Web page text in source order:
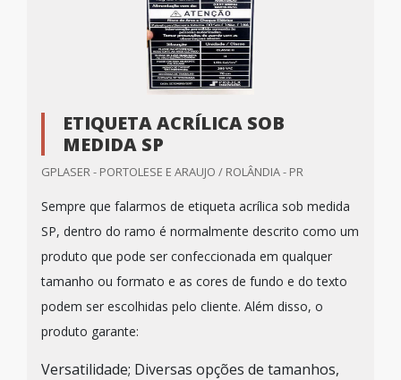
ETIQUETA ACRÍLICA SOB
MEDIDA SP
GPLASER - PORTOLESE E ARAUJO / ROLÂNDIA - PR
Sempre que falarmos de etiqueta acrílica sob medida
SP, dentro do ramo é normalmente descrito como um
produto que pode ser confeccionada em qualquer
tamanho ou formato e as cores de fundo e do texto
podem ser escolhidas pelo cliente. Além disso, o
produto garante:
Versatilidade; Diversas opções de tamanhos,